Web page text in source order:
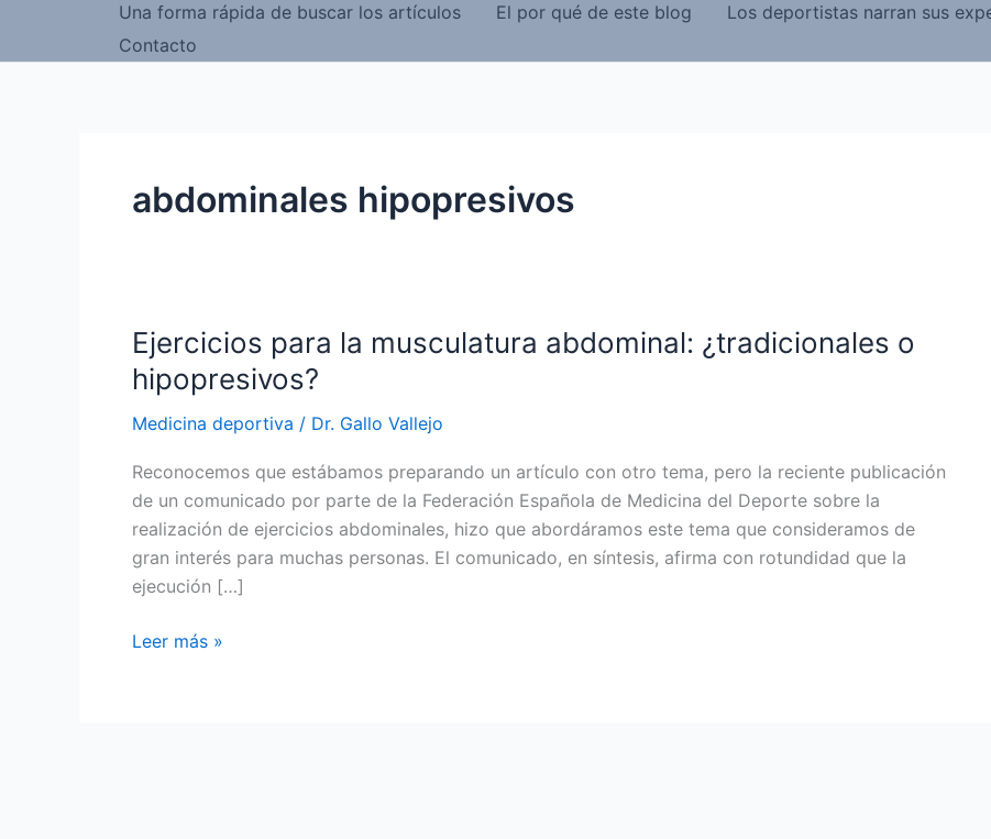
Una forma rápida de buscar los artículos
El por qué de este blog Los deportistas narran sus
Contacto
abdominales hipopresivos
Ejercicios para la musculatura abdominal: ¿tradicionales o
hipopresivos?
Medicina deportiva / Dr. Gallo Vallejo
Reconocemos que estábamos preparando un artículo con otro tema, pero la reciente publicación
de un comunicado por parte de la Federación Española de Medicina del Deporte sobre la
realización de ejercicios abdominales, hizo que abordáramos este tema que consideramos de
gran interés para muchas personas. El comunicado, en síntesis, afirma con rotundidad que la
ejecución […]
Ejercicios
Leer más »